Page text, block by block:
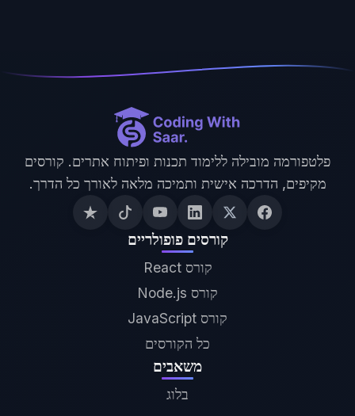
פלטפורמה מובילה ללימוד תכנות ופיתוח אתרים. קורסים
מקיפים, הדרכה אישית ותמיכה מלאה לאורך כל הדרך.
קורסים פופולריים
קורס React
קורס Node.js
קורס JavaScript
כל הקורסים
משאבים
בלוג